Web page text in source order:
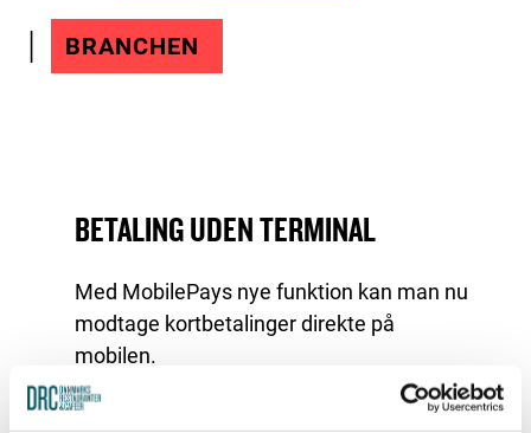
BRANCHEN
BETALING UDEN TERMINAL
Med MobilePays nye funktion kan man nu
modtage kortbetalinger direkte på
mobilen.
Hvis I har et MobilePay-nummer og Get